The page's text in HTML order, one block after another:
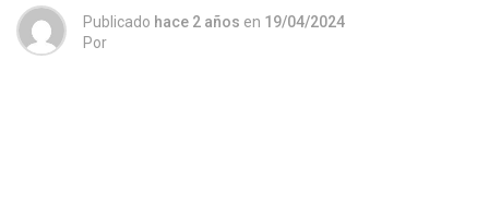
Publicado hace 2 años en 19/04/2024
Por